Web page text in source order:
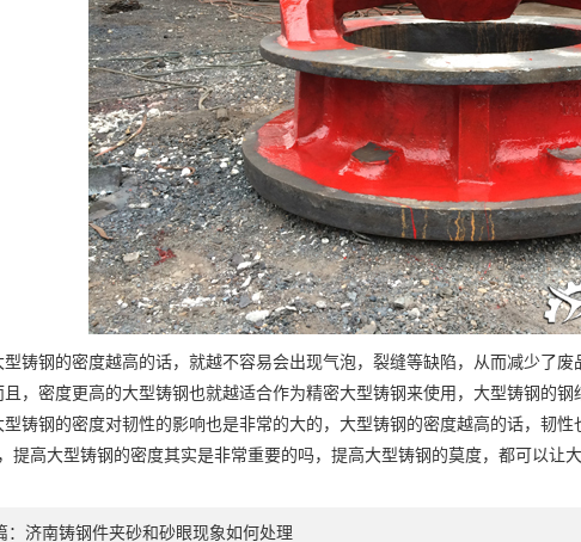
钢的密度越高的话，就越不容易会出现气泡，裂缝等缺陷，从而减少了废
且，密度更高的大型铸钢也就越适合作为精密大型铸钢来使用，大型铸钢的钢
型铸钢的密度对韧性的影响也是非常的大的，大型铸钢的密度越高的话，韧性
提高大型铸钢的密度其实是非常重要的吗，提高大型铸钢的莫度，都可以让
济南铸钢件夹砂和砂眼现象如何处理